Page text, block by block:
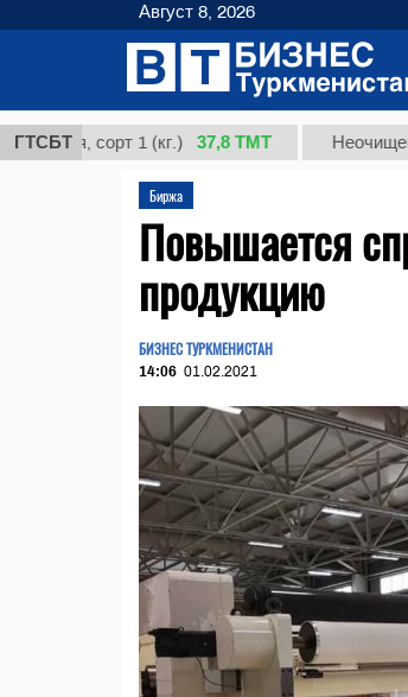
ГТСБТ
сорт 1 (кг.) 37,8 ТМТ Неочищенная
Биржа
Повышается
продукцию
БИЗНЕС ТУРКМЕНИСТАН
14:06 01.02.2021
Август 8, 2026